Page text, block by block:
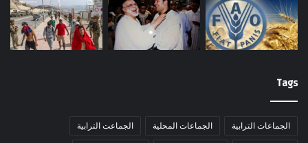
Tags
الجماعات الترابية الجماعات المحلية الجماعت الترابية